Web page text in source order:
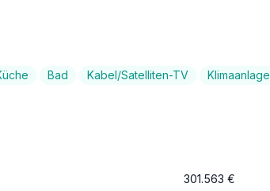
Bad Kabel/Satelliten-TV Klimaanlage
301.563 €